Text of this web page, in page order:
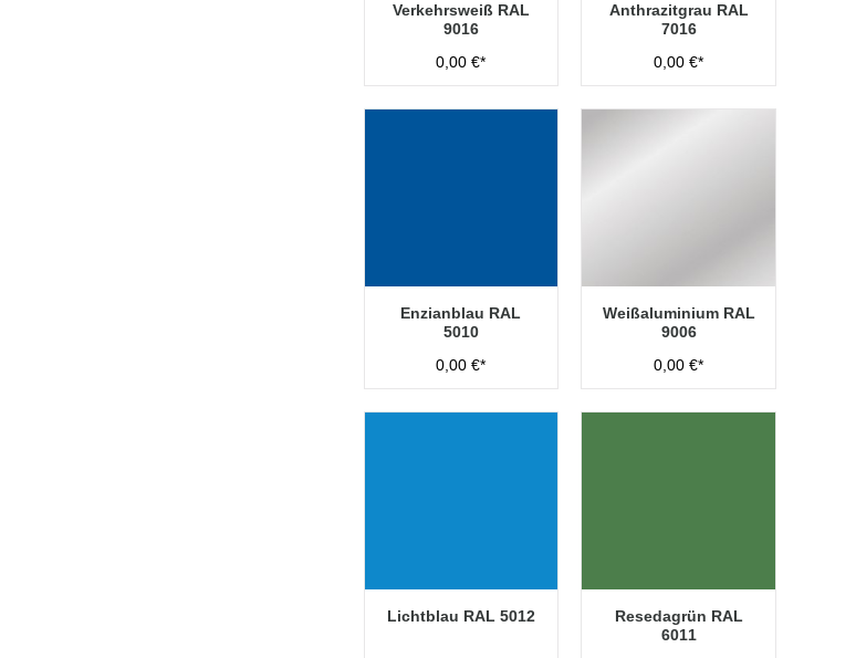
Verkehrsweiß RAL
9016
0,00 €*
Anthrazitgrau RAL
7016
0,00 €*
Enzianblau RAL
5010
0,00 €*
Weißaluminium RAL
9006
0,00 €*
Lichtblau RAL 5012
Resedagrün RAL
6011